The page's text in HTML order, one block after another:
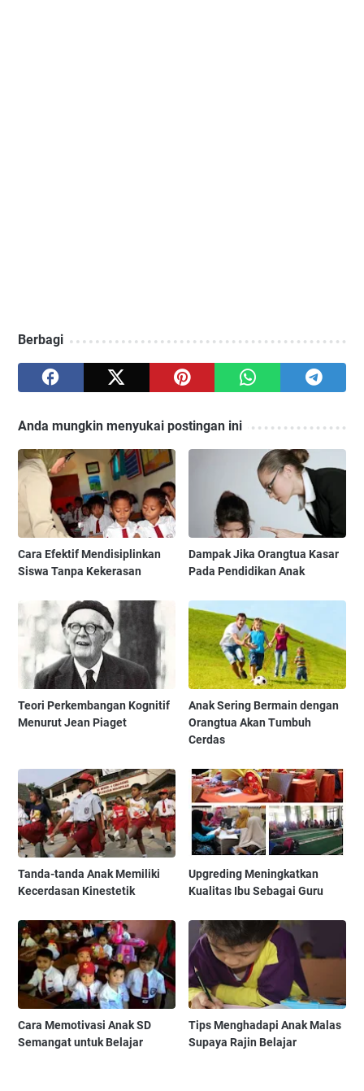
Berbagi
Anda mungkin menyukai postingan ini
Cara Efektif Mendisiplinkan
Siswa Tanpa Kekerasan
Dampak Jika Orangtua Kasar
Pada Pendidikan Anak
Teori Perkembangan Kognitif
Menurut Jean Piaget
Anak Sering Bermain dengan
Orangtua Akan Tumbuh
Cerdas
Tanda-tanda Anak Memiliki
Kecerdasan Kinestetik
Upgreding Meningkatkan
Kualitas Ibu Sebagai Guru
Cara Memotivasi Anak SD
Semangat untuk Belajar
Tips Menghadapi Anak Malas
Supaya Rajin Belajar